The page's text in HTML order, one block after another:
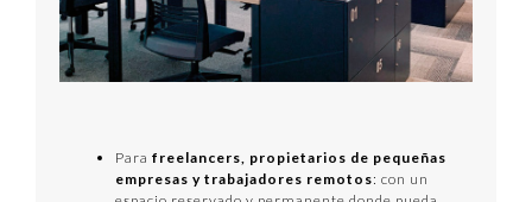
Para freelancers, propietarios de pequeñas
empresas y trabajadores remotos: con un